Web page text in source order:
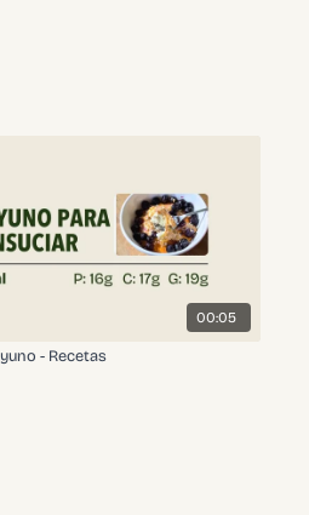
00:05
- Recetas